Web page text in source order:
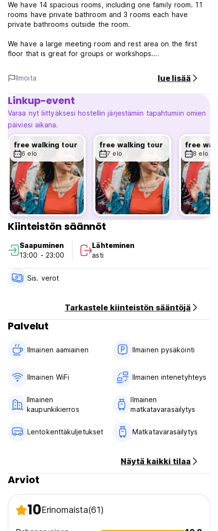
We have 14 spacious rooms, including one family room. 11
rooms have private bathroom and 3 rooms each have
private bathrooms outside the room.
We have a large meeting room and rest area on the first
floor that is great for groups or workshops.
We also offer a beautiful view of the Nile from our rooftop
terrace.
Please note:
Cancellation policy: 72h advance notice
Late cancellation or noshow – one night charge
Payment upon arrival by cash only
Check in anytime
Check out before 13.00
Breakfast included - Lunch and dinner provided for extra
fee
Taxes included
Ilmoita lue lisää
Linkup-event
Varaa nyt liittyäksesi hostellin järjestämiin tapahtumiin omien
päiviesi aikana.
free walking tour
6 elo
free walking tour
7 elo
free
8 elo
Kiinteistön säännöt
Saapuminen
13:00 - 23:00
Lähteminen
asti
Sis. verot
Tarkastele kiinteistön sääntöjä
Palvelut
Ilmainen aamiainen‎ Ilmainen pysäköinti
Ilmainen WiFi Ilmainen intenetyhteys
Ilmainen
kaupunkikierros
Ilmainen
matkatavarasäilytys
Lentokenttäkuljetukset Matkatavarasäilytys
Näytä kaikki tilaa
Arviot
10Erinomaista(61)